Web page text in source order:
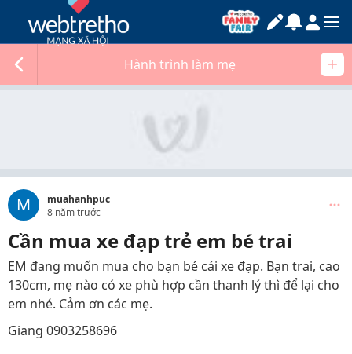
Hành trình làm mẹ
M
muahanhpuc
8 năm trước
Cần mua xe đạp trẻ em bé trai
EM đang muốn mua cho bạn bé cái xe đạp. Bạn trai, cao
130cm, mẹ nào có xe phù hợp cần thanh lý thì để lại cho
em nhé. Cảm ơn các mẹ.
Giang 0903258696